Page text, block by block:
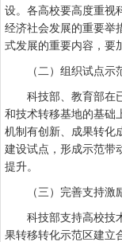
设。各高校要高度重视
经济社会发展的重要举
式发展的重要内容，要
（二）组织试点示范
科技部、教育部在已
和技术转移基地的基础
机制有创新、成果转化
建设试点，形成示范带
提升。
（三）完善支持激励
科技部支持高校技术
果转移转化示范区建立